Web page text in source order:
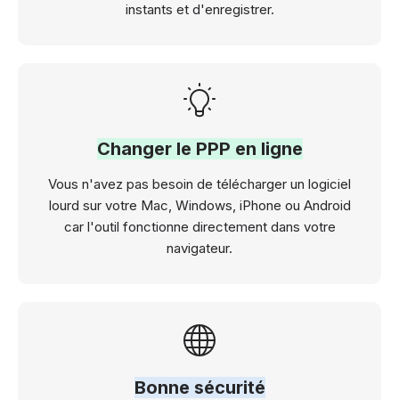
instants et d'enregistrer.
Changer le PPP en ligne
Vous n'avez pas besoin de télécharger un logiciel
lourd sur votre Mac, Windows, iPhone ou Android
car l'outil fonctionne directement dans votre
navigateur.
Bonne sécurité